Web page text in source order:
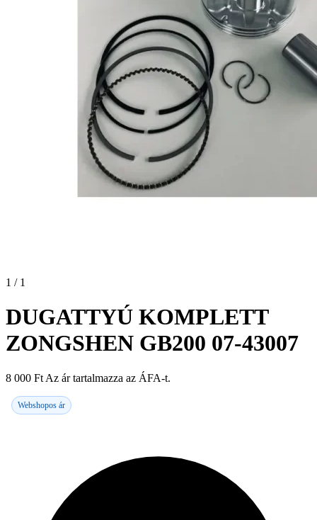
1 / 1
DUGATTYÚ KOMPLETT
ZONGSHEN GB200 07-43007
8 000 Ft Az ár tartalmazza az ÁFA-t.
Webshopos ár